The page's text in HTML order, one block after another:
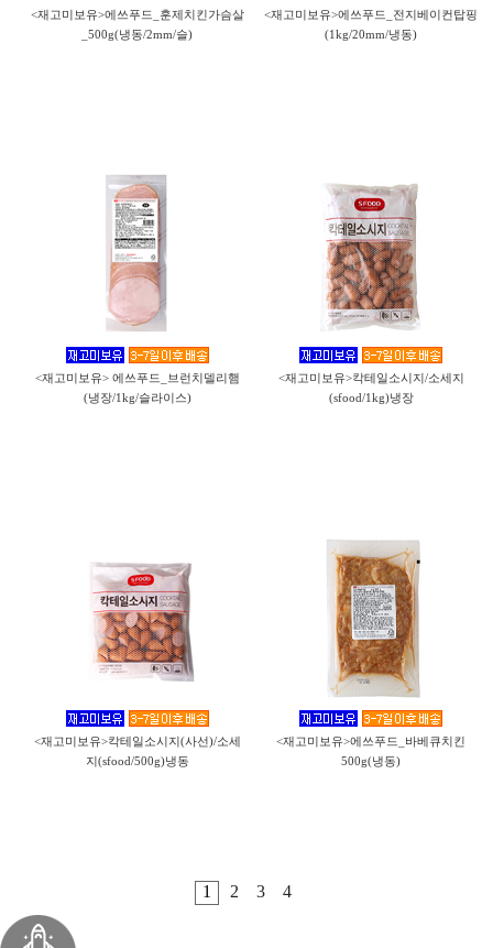
<재고미보유>에쓰푸드_훈제치킨가슴살
_500g(냉동/2mm/슬)
<재고미보유>에쓰푸드_전지베이컨탑핑
(1kg/20mm/냉동)
<재고미보유> 에쓰푸드_브런치델리햄
(냉장/1kg/슬라이스)
<재고미보유>칵테일소시지/소세지
(sfood/1kg)냉장
<재고미보유>칵테일소시지(사선)/소세
지(sfood/500g)냉동
<재고미보유>에쓰푸드_바베큐치킨
500g(냉동)
1 2 3 4